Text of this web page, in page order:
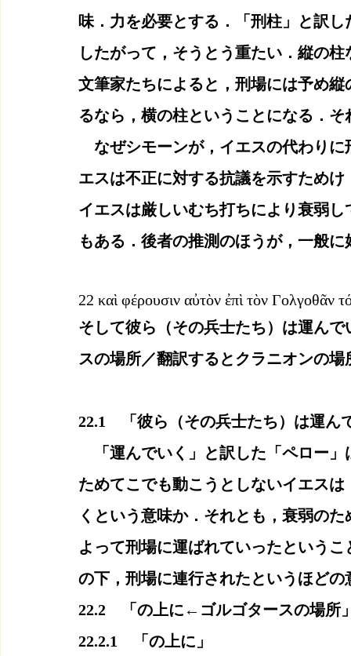
味．力を必要とする．「刑柱」と訳
したがって，そうとう重たい．縦の
文筆家たちによると，刑場には予め
るなら，横の柱ということになる．
なぜシモーンが，イエスの代わりに
エスは不正に対する抗議を示すため
イエスは厳しいむち打ちにより衰弱
もある．後者の推測のほうが，一般に
22 καὶ φέρουσιν αὐτὸν ἐπὶ τὸν Γολγοθᾶν
そして彼ら（その兵士たち）は運ん
スの場所／翻訳するとクラニオンの場
22.1　「彼ら（その兵士たち）は運
「運んでいく」と訳した「ペロー」
ためてこでも動こうとしないイエス
くという意味か．それとも，衰弱の
よって刑場に運ばれていったという
の下，刑場に連行されたというほどの
22.2　「の上に←ゴルゴタースの場所
22.2.1　「の上に」